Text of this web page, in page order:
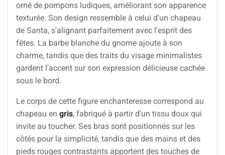
orné de pompons ludiques, améliorant son apparence
texturée. Son design ressemble à celui d'un chapeau
de Santa, s'alignant parfaitement avec l'esprit des
fêtes. La barbe blanche du gnome ajoute à son
charme, tandis que des traits du visage minimalistes
gardent l'accent sur son expression délicieuse cachée
sous le bord.
Le corps de cette figure enchanteresse correspond au
chapeau en gris, fabriqué à partir d'un tissu doux qui
invite au toucher. Ses bras sont positionnés sur les
côtés pour la simplicité, tandis que des mains et des
pieds rouges contrastants apportent des touches de